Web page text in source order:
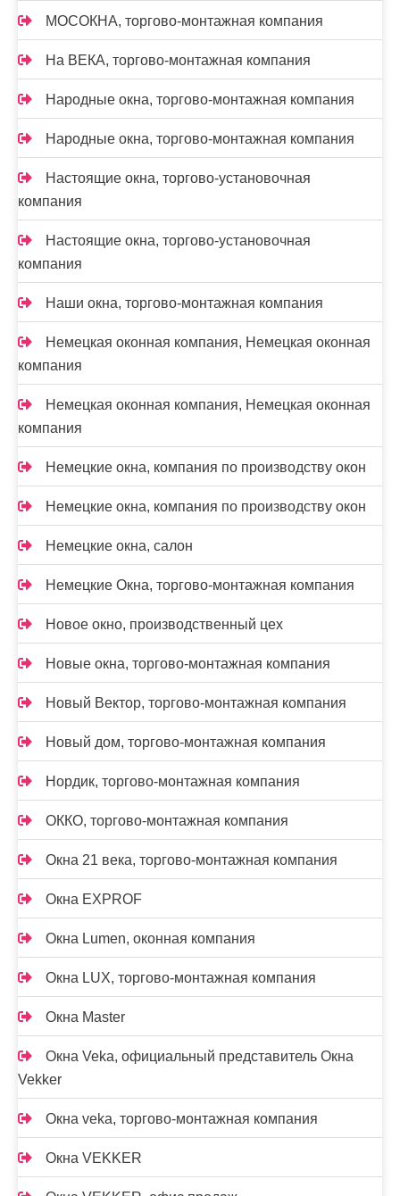
МОСОКНА, торгово-монтажная компания
На ВЕКА, торгово-монтажная компания
Народные окна, торгово-монтажная компания
Народные окна, торгово-монтажная компания
Настоящие окна, торгово-установочная
компания
Настоящие окна, торгово-установочная
компания
Наши окна, торгово-монтажная компания
Немецкая оконная компания, Немецкая оконная
компания
Немецкая оконная компания, Немецкая оконная
компания
Немецкие окна, компания по производству окон
Немецкие окна, компания по производству окон
Немецкие окна, салон
Немецкие Окна, торгово-монтажная компания
Новое окно, производственный цех
Новые окна, торгово-монтажная компания
Новый Вектор, торгово-монтажная компания
Новый дом, торгово-монтажная компания
Нордик, торгово-монтажная компания
ОККО, торгово-монтажная компания
Окна 21 века, торгово-монтажная компания
Окна EXPROF
Окна Lumen, оконная компания
Окна LUX, торгово-монтажная компания
Окна Master
Окна Veka, официальный представитель Окна
Vekker
Окна veka, торгово-монтажная компания
Окна VEKKER